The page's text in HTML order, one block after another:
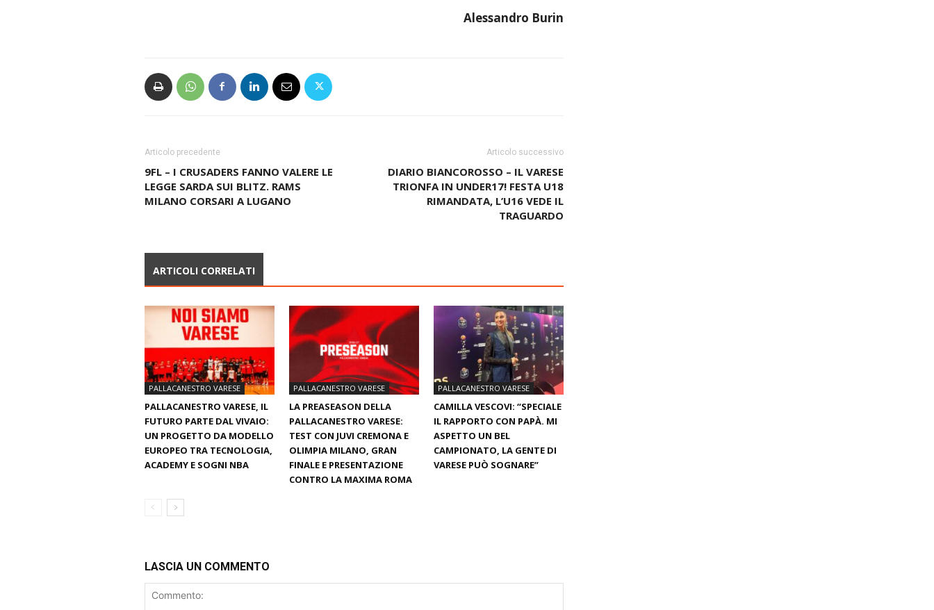
Alessandro Burin
Articolo precedente
9FL – I CRUSADERS FANNO VALERE LE
LEGGE SARDA SUI BLITZ. RAMS
MILANO CORSARI A LUGANO
Articolo successivo
DIARIO BIANCOROSSO – IL VARESE
TRIONFA IN UNDER17! FESTA U18
RIMANDATA, L’U16 VEDE IL
TRAGUARDO
ARTICOLI CORRELATI
PALLACANESTRO VARESE
PALLACANESTRO VARESE, IL
FUTURO PARTE DAL VIVAIO:
UN PROGETTO DA MODELLO
EUROPEO TRA TECNOLOGIA,
ACADEMY E SOGNI NBA
PALLACANESTRO VARESE
LA PREASEASON DELLA
PALLACANESTRO VARESE:
TEST CON JUVI CREMONA E
OLIMPIA MILANO, GRAN
FINALE E PRESENTAZIONE
CONTRO LA MAXIMA ROMA
PALLACANESTRO VARESE
CAMILLA VESCOVI: “SPECIALE
IL RAPPORTO CON PAPÀ. MI
ASPETTO UN BEL
CAMPIONATO, LA GENTE DI
VARESE PUÒ SOGNARE”
LASCIA UN COMMENTO